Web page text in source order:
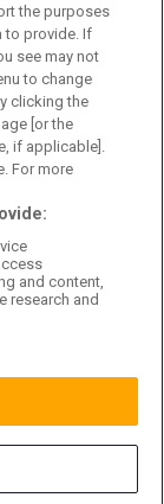
the purposes
to provide. If
see may not
to change
clicking the
[or the
if applicable].
For more
and content,
research and